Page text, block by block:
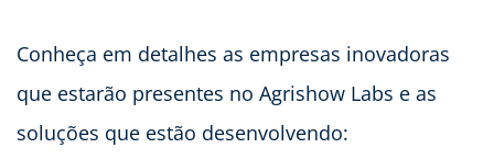
Conheça em detalhes as empresas inovadoras
que estarão presentes no Agrishow Labs e as
soluções que estão desenvolvendo: